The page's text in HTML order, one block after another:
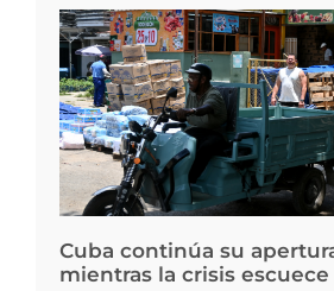
Cuba continúa su
mientras la crisis escuece